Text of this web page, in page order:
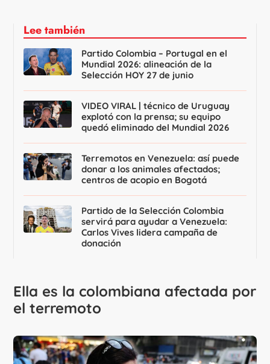
Lee también
Partido Colombia – Portugal en el
Mundial 2026: alineación de la
Selección HOY 27 de junio
VIDEO VIRAL | técnico de Uruguay
explotó con la prensa; su equipo
quedó eliminado del Mundial 2026
Terremotos en Venezuela: así puede
donar a los animales afectados;
centros de acopio en Bogotá
Partido de la Selección Colombia
servirá para ayudar a Venezuela:
Carlos Vives lidera campaña de
donación
Ella es la colombiana afectada por
el terremoto